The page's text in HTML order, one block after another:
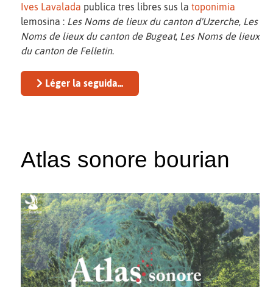
Ives Lavalada publica tres libres sus la toponimia
lemosina : Les Noms de lieux du canton d'Uzerche, Les
Noms de lieux du canton de Bugeat, Les Noms de lieux
du canton de Felletin.
Léger la seguida...
Atlas sonore bourian